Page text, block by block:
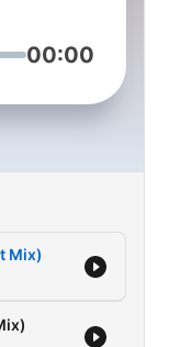
mamboibiza
00:00
Mix)